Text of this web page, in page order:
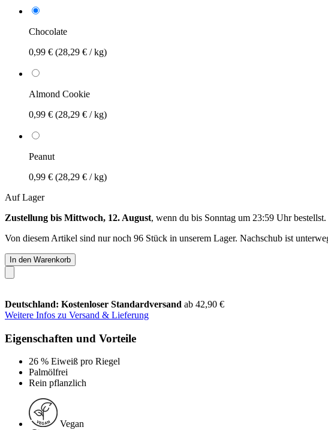
Chocolate
0,99 € (28,29 € / kg)
Almond Cookie
0,99 € (28,29 € / kg)
Peanut
0,99 € (28,29 € / kg)
Auf Lager
Zustellung bis Mittwoch, 12. August, wenn du bis Sonntag um 23:59 Uhrbestellst.
Von diesem Artikel sind nur noch 96 Stück in unserem Lager. Nachschub ist
In den Warenkorb
Deutschland: Kostenloser Standardversand ab 42,90 €
Weitere Infos zu Versand & Lieferung
Eigenschaften und Vorteile
26 % Eiweiß pro Riegel
Palmölfrei
Rein pflanzlich
Vegan